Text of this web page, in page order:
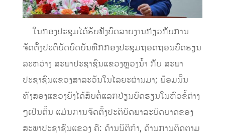
ໃນກອງປະຊຸມໄດ້ຮັບຟັງບົດລາຍງານກ່ຽວກັບການ
ຈັດຕັ້ງປະຕິບັດບົດບັນທືກກອງປະຊຸມຖອດຖອນບົດຮຽນ
ລະຫວ່າງ ສະພາປະຊາຊົນແຂວງຫຼວງນໍ້າ ກັບ ສະພາ
ປະຊາຊົນແຂວງສາລະວັນໃນໄລຍະຜ່ານມາ; ພ້ອມນັ້ນ
ທັງສອງແຂວງຍັງໄດ້ສືບຕໍ່ແລກປ່ຽນບົດຮຽນໃນຫົວຂໍ້ຕ່າງ
ໆເປັນຕົ້ນ ແມ່ນການຈັດຕັ້ງປະຕິບັດພາລະບົດບາດຂອງ
ສະພາປະຊາຊົນແຂວງ ຄື: ດ້ານນິຕິກໍາ, ດ້ານການຕິດຕາມ